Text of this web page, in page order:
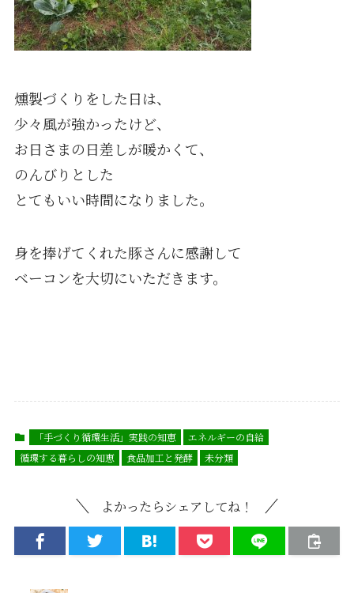
燻製づくりをした日は、
少々風が強かったけど、
お日さまの日差しが暖かくて、
のんびりとした
とてもいい時間になりました。
身を捧げてくれた豚さんに感謝して
ベーコンを大切にいただきます。
「手づくり循環生活」実践の知恵
エネルギーの自給
循環する暮らしの知恵
食品加工と発酵 未分類
よかったらシェアしてね！